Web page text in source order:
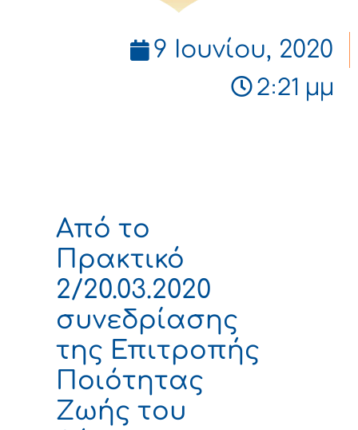
9 Ιουνίου, 2020
2:21 μμ
Από το
Πρακτικό
2/20.03.2020
συνεδρίασης
της Επιτροπής
Ποιότητας
Ζωής του